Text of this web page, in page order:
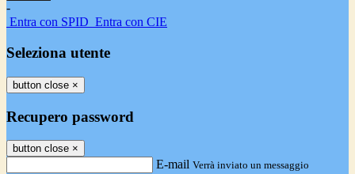
-
Entra con SPID Entra con CIE
Seleziona utente
button close ×
Recupero password
button close ×
E-mail Verrà inviato un messaggio